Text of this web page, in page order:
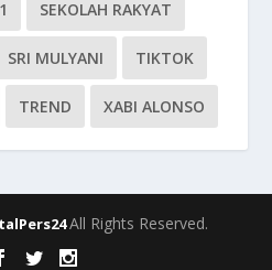
SEKOLAH RAKYAT
SRI MULYANI TIKTOK
TREND XABI ALONSO
All Rights Reserved.